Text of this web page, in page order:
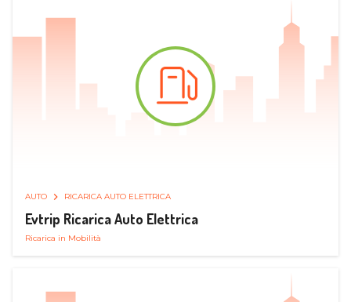
AUTO RICARICA AUTO ELETTRICA
Evtrip Ricarica Auto Elettrica
Ricarica in Mobilità